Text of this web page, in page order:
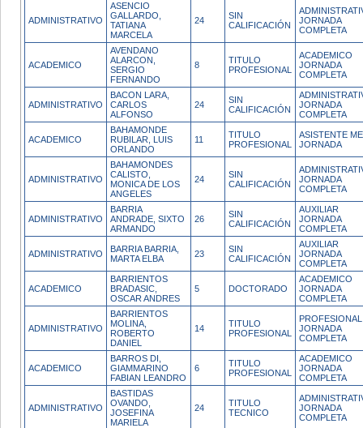
ADMINISTRATIVO
ASENCIO
GALLARDO,
TATIANA
MARCELA
24
SIN
CALIFICACIÓN
JORNADA
COMPLETA
ACADEMICO
AVENDANO
ALARCON,
SERGIO
FERNANDO
8
TITULO
PROFESIONAL
ACADEMICO
JORNADA
COMPLETA
ADMINISTRATIVO
BACON LARA,
CARLOS
ALFONSO
24
SIN
CALIFICACIÓN
JORNADA
COMPLETA
ACADEMICO
BAHAMONDE
RUBILAR, LUIS
ORLANDO
11
TITULO
PROFESIONAL
ASISTENTE
JORNADA
ADMINISTRATIVO
BAHAMONDES
CALISTO,
MONICA DE LOS
ANGELES
24
SIN
CALIFICACIÓN
JORNADA
COMPLETA
ADMINISTRATIVO
BARRIA
ANDRADE, SIXTO
ARMANDO
26
SIN
CALIFICACIÓN
AUXILIAR
JORNADA
COMPLETA
ADMINISTRATIVO
BARRIA BARRIA,
MARTA ELBA
23
SIN
CALIFICACIÓN
AUXILIAR
JORNADA
COMPLETA
ACADEMICO
BARRIENTOS
BRADASIC,
OSCAR ANDRES
5 DOCTORADO
ACADEMICO
JORNADA
COMPLETA
ADMINISTRATIVO
BARRIENTOS
MOLINA,
ROBERTO
DANIEL
14
TITULO
PROFESIONAL
PROFESIONAL
JORNADA
COMPLETA
ACADEMICO
BARROS DI,
GIAMMARINO
FABIAN LEANDRO
6
TITULO
PROFESIONAL
ACADEMICO
JORNADA
COMPLETA
ADMINISTRATIVO
BASTIDAS
OVANDO,
JOSEFINA
MARIELA
24
TITULO
TECNICO
JORNADA
COMPLETA